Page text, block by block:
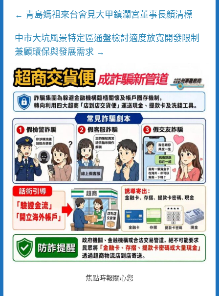
← 青島媽祖來台會見大甲鎮瀾宮董事長顏清標
中市大坑風景特定區通盤檢討適度放寬開發限制
兼顧環保與發展需求 →
焦點時報關心您